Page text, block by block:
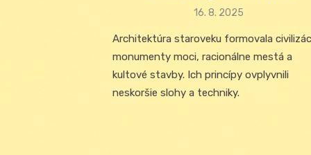
Posted
16. 8. 2025
Architektúra staroveku formovala
monumenty moci, racionálne mestá a
kultové stavby. Ich princípy ovplyvnili
neskoršie slohy a techniky.